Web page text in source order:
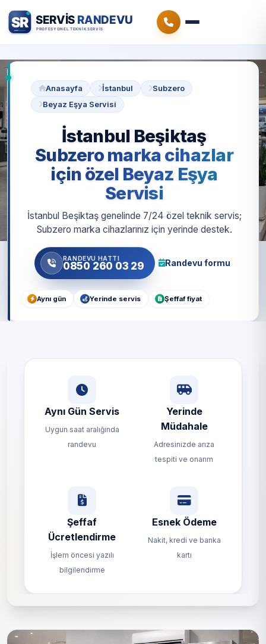
Anasayfa İstanbul
Subzero
Beyaz Eşya Servisi
İstanbul Beşiktaş
Subzero marka cihazlar
için özel Beyaz Eşya
Servisi
İstanbul Beşiktaş genelinde 7/24 özel teknik servis;
Subzero marka cihazlarınız için yerinde destek.
RANDEVU HATTI
0850 260 03 29 Randevu formu
Aynı gün Yerinde servis Şeffaf fiyat
Aynı Gün Servis
Uygun saat aralığında
randevu
Yerinde
Müdahale
Adresinizde arıza
tespiti ve onarım
Şeffaf
Ücretlendirme
İşlem öncesi yazılı
bilgilendirme
Esnek Ödeme
Nakit, kredi ve banka
kartı